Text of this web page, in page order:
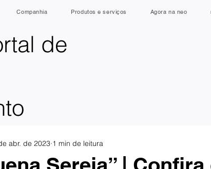
de
Companhia Produtos e serviços Agora na neo
abr. de 2023 1 min de leitura